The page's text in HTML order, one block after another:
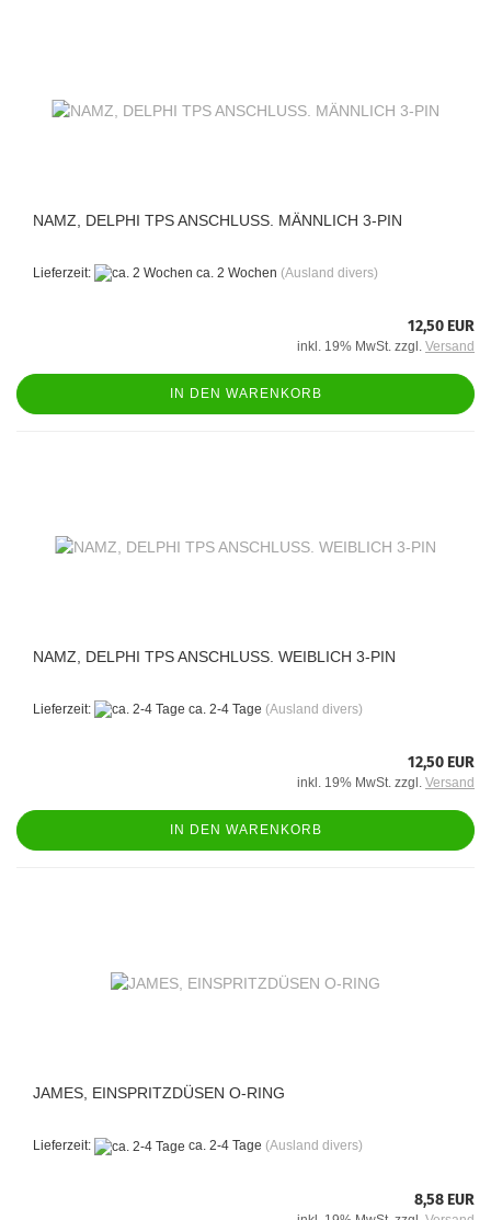
NAMZ, DELPHI TPS ANSCHLUSS. MÄNNLICH 3-PIN
Lieferzeit: ca. 2 Wochen (Ausland divers)
12,50 EUR
inkl. 19% MwSt. zzgl. Versand
IN DEN WARENKORB
NAMZ, DELPHI TPS ANSCHLUSS. WEIBLICH 3-PIN
Lieferzeit: ca. 2-4 Tage (Ausland divers)
12,50 EUR
inkl. 19% MwSt. zzgl. Versand
IN DEN WARENKORB
JAMES, EINSPRITZDÜSEN O-RING
Lieferzeit: ca. 2-4 Tage (Ausland divers)
8,58 EUR